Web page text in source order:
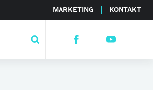
MARKETING KONTAKT